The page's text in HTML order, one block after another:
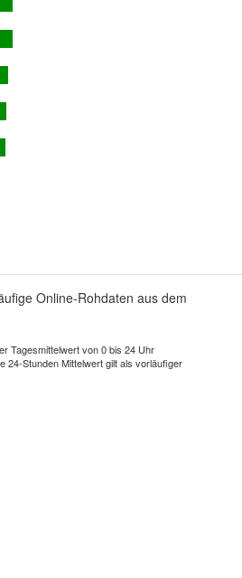
Online-Rohdaten aus dem
Tagesmittelwert von 0 bis 24 Uhr
24-Stunden Mittelwert gilt als vorläufiger